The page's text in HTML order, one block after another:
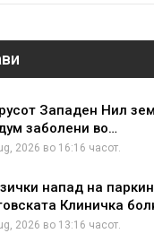
Западен Нил
заболени во…
2026 во 16:16 часот.
напад на
Клиничка
2026 во 13:16 часот.